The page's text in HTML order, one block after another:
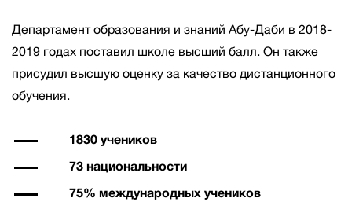
Департамент образования и знаний Абу-Даби в 2018-
2019 годах поставил школе высший балл. Он также
присудил высшую оценку за качество дистанционного
обучения.
1830 учеников
73 национальности
75% международных учеников